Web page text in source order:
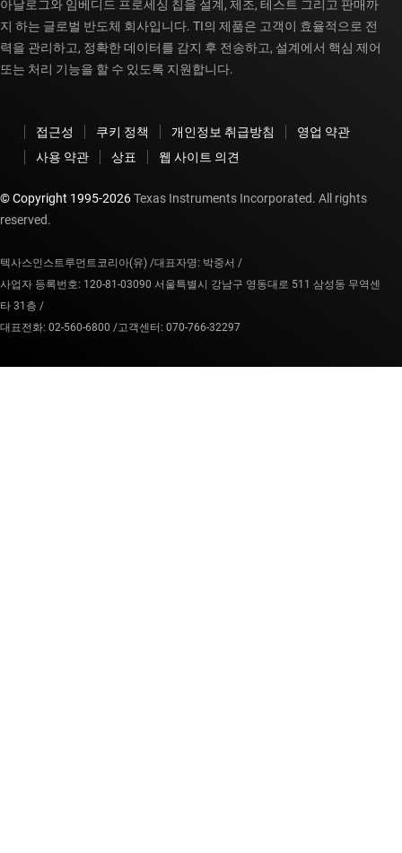
아날로그와 임베디드 프로세싱 칩을 설계, 제조, 테스트 그리고 판매까
지 하는 글로벌 반도체 회사입니다. TI의 제품은 고객이 효율적으로 전
력을 관리하고, 정확한 데이터를 감지 후 전송하고, 설계에서 핵심 제어
또는 처리 기능을 할 수 있도록 지원합니다.
접근성 쿠키 정책 개인정보 취급방침
영업 약관
사용 약관
상표 웹 사이트 의견
© Copyright 1995-2026Texas Instruments Incorporated. All rights
reserved.
텍사스인스트루먼트코리아(유) /대표자명: 박중서 /
사업자 등록번호: 120-81-03090 서울특별시 강남구 영동대로 511 삼성동 무역센
타 31층 /
대표전화: 02-560-6800 /고객센터: 070-766-32297